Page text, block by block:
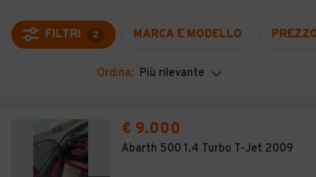
Auto Km 0
Auto Nuove
Noleggio a lungo termine
Moto
Camper
ACCEDI
FILTRI 2 MARCA E MODELLO
Ordina: Più rilevante
€ 9.000
Abarth 500 1.4 Turbo T-Jet 2009